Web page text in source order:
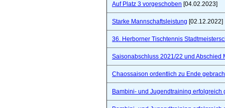
Auf Platz 3 vorgeschoben [04.02.2023]
Starke Mannschaftsleistung [02.12.2022]
36. Herborner Tischtennis
Saisonabschluss 2021/22 und Abschied
Chaossaison ordentlich zu Ende
Bambini- und Jugendtraining erfolgreich